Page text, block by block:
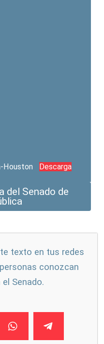
Houston Descarga
del Senado de
texto en tus redes
conozcan
Senado.